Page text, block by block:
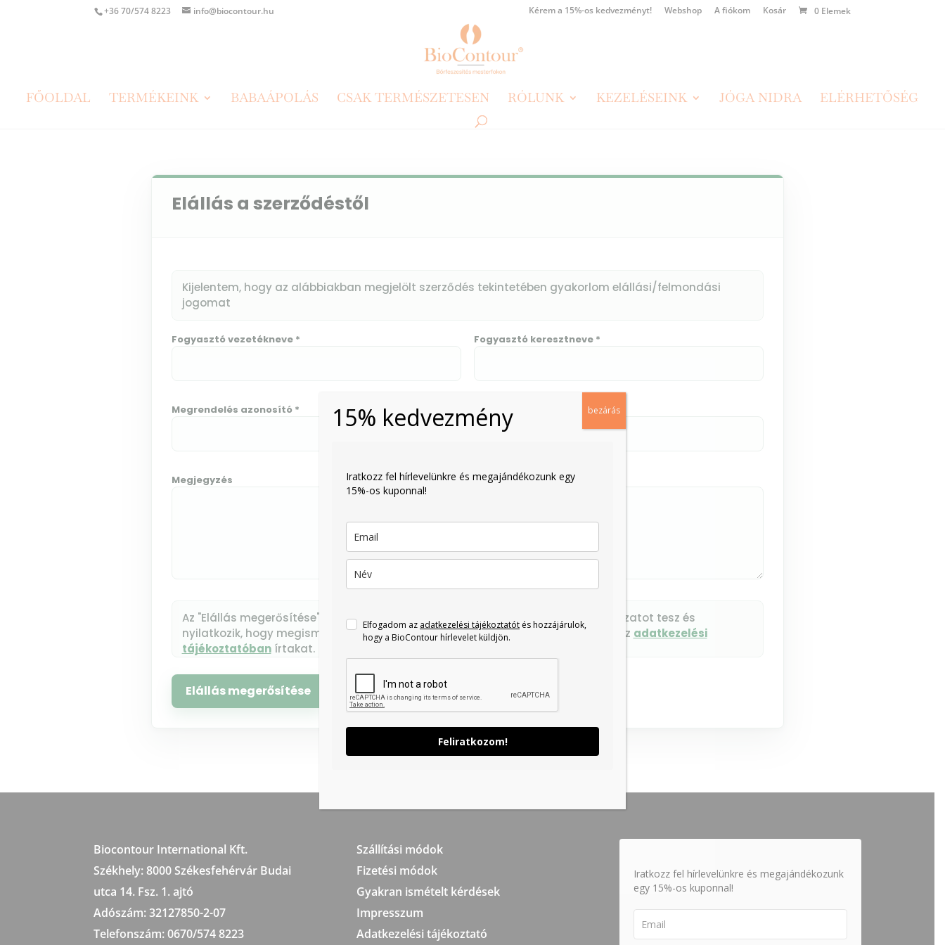
+36 70/574 8223 info@biocontour.hu Kérem a 15%-os kedvezményt! Webshop A fiókom Kosár 0 Elemek
FŐOLDAL TERMÉKEINK BABAÁPOLÁS CSAK TERMÉSZETESEN RÓLUNK KEZELÉSEINK JÓGA NIDRA ELÉRHETŐSÉG
Elállás a szerződéstől
Kijelentem, hogy az alábbiakban megjelölt szerződés tekintetében gyakorlom elállási/felmondási
jogomat
Fogyasztó vezetékneve * Fogyasztó keresztneve *
Megrendelés azonosító * Email cím *
Megjegyzés
Az "Elállás megerősítése" megnyomásával Ön elektronikus úton elállási nyilatkozatot tesz és
nyilatkozik, hogy megismerte és elfogadja az elállási funkcióval kapcsolatban az adatkezelési
tájékoztatóbanírtakat.
Elállás megerősítése
Biocontour International Kft.
Székhely:8000 Székesfehérvár Budai
utca 14. Fsz. 1. ajtó
Adószám:32127850-2-07
Telefonszám: 0670/574 8223
Szállítási módok
Fizetési módok
Gyakran ismételt kérdések
Impresszum
Adatkezelési tájékoztató
Iratkozz fel hírlevelünkre és megajándékozunk
egy 15%-os kuponnal!
15% kedvezmény
Iratkozz fel hírlevelünkre és megajándékozunk egy
15%-os kuponnal!
Elfogadom az adatkezelési tájékoztatót és hozzájárulok,
hogy a BioContour hírlevelet küldjön.
Feliratkozom!
bezárás